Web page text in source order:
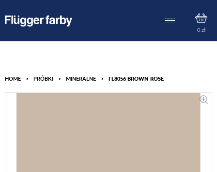
0 zł
HOME > PRÓBKI > MINERALNE > FL8056 BROWN ROSE